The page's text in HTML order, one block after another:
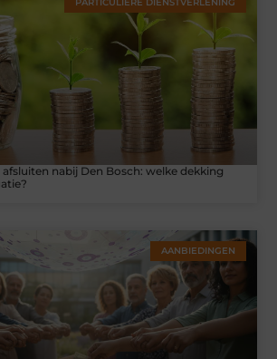
PARTICULIERE DIENSTVERLENING
nabij Den Bosch: welke dekking
AANBIEDINGEN